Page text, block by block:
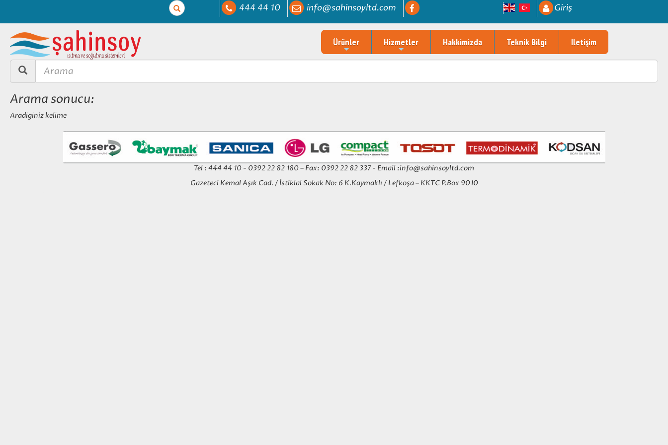
Search 444 44 10 info@sahinsoyltd.com Giriş
Ürünler Hizmetler Hakkimizda Teknik Bilgi Iletişim
Arama sonucu:
Aradiginiz kelime
Tel : 444 44 10 - 0392 22 82 180 – Fax: 0392 22 82 337 - Email :info@sahinsoyltd.com
Gazeteci Kemal Aşık Cad. / İstiklal Sokak No: 6 K.Kaymaklı / Lefkoşa – KKTC P.Box 9010